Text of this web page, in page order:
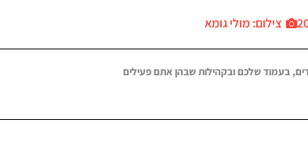
צילום: מולי גומא
בעמוד שלכם ובקהילות שבהן אתם פעילים